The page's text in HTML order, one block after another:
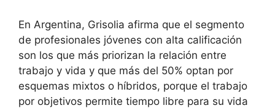
En Argentina, Grisolia afirma que el segmento
de profesionales jóvenes con alta calificación
son los que más priorizan la relación entre
trabajo y vida y que más del 50% optan por
esquemas mixtos o híbridos, porque el trabajo
por objetivos permite tiempo libre para su vida